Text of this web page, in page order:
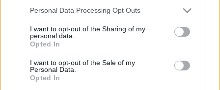
Please note that this website/app uses one or more Google
not limited to your visit or usage behaviour. You may click to
grant or deny consent to Google and its third-party tags to
use your data for below specified purposes in below Google
consent section.
Personal Data Processing Opt Outs
I want to opt-out of the Sharing of my
personal data.
Opted In
I want to opt-out of the Sale of my
Personal Data.
Opted In
A Szabó Dénes Kossuth-díjas karnagy vezette Cantemus
Kórusfesztiválon és versenyen Arany Diplomát kapott. A
versenyen a nyíregyházi kórus mellett az olaszországi Coro